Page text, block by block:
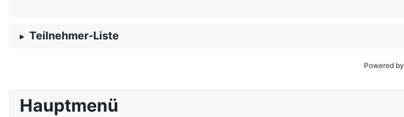
Hauptmenü
Teilnehmer-Liste
Powered by